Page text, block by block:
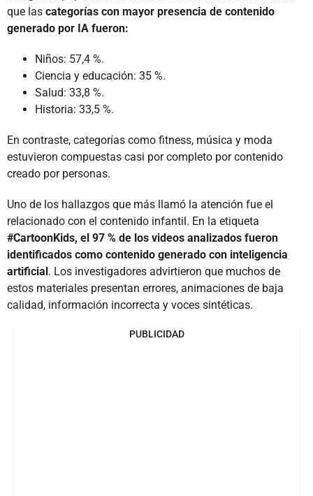
que las categorías con mayor presencia de contenido
generado por IA fueron:
Niños: 57,4 %.
Ciencia y educación: 35 %.
Salud: 33,8 %.
Historia: 33,5 %.
En contraste, categorías como fitness, música y moda
estuvieron compuestas casi por completo por contenido
creado por personas.
Uno de los hallazgos que más llamó la atención fue el
relacionado con el contenido infantil. En la etiqueta
#CartoonKids, el 97 % de los videos analizados fueron
identificados como contenido generado con inteligencia
artificial. Los investigadores advirtieron que muchos de
estos materiales presentan errores, animaciones de baja
calidad, información incorrecta y voces sintéticas.
PUBLICIDAD